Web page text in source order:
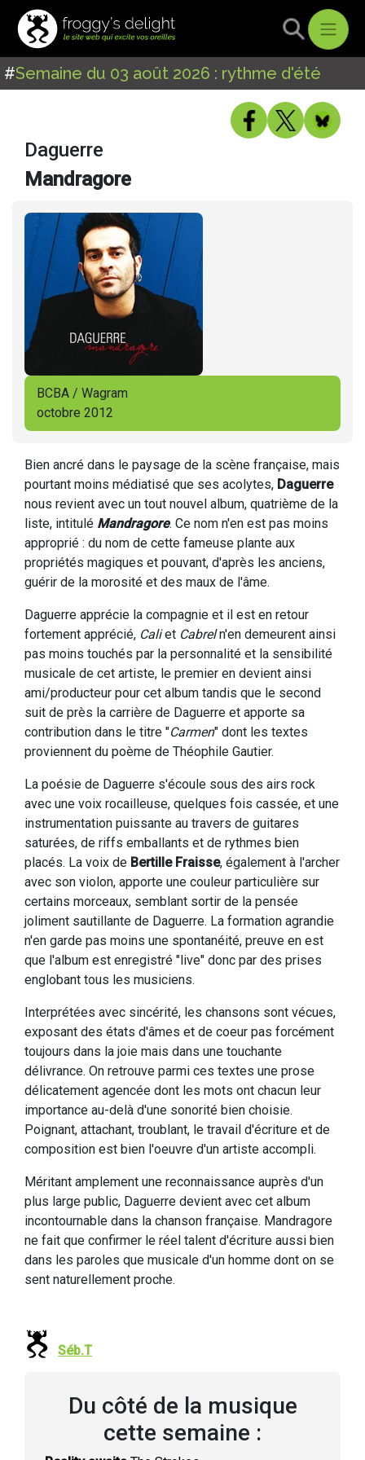
#Semaine du 03 août 2026 : rythme d'été
Daguerre
Mandragore
BCBA / Wagram
octobre 2012
Bien ancré dans le paysage de la scène française, mais
pourtant moins médiatisé que ses acolytes, Daguerre
nous revient avec un tout nouvel album, quatrième de la
liste, intitulé Mandragore. Ce nom n'en est pas moins
approprié : du nom de cette fameuse plante aux
propriétés magiques et pouvant, d'après les anciens,
guérir de la morosité et des maux de l'âme.
Daguerre apprécie la compagnie et il est en retour
fortement apprécié, Caliet Cabreln'en demeurent ainsi
pas moins touchés par la personnalité et la sensibilité
musicale de cet artiste, le premier en devient ainsi
ami/producteur pour cet album tandis que le second
suit de près la carrière de Daguerre et apporte sa
contribution dans le titre "Carmen" dont les textes
proviennent du poème de Théophile Gautier.
La poésie de Daguerre s'écoule sous des airs rock
avec une voix rocailleuse, quelques fois cassée, et une
instrumentation puissante au travers de guitares
saturées, de riffs emballants et de rythmes bien
placés. La voix de Bertille Fraisse, également à l'archer
avec son violon, apporte une couleur particulière sur
certains morceaux, semblant sortir de la pensée
joliment sautillante de Daguerre. La formation agrandie
n'en garde pas moins une spontanéité, preuve en est
que l'album est enregistré "live" donc par des prises
englobant tous les musiciens.
Interprétées avec sincérité, les chansons sont vécues,
exposant des états d'âmes et de coeur pas forcément
toujours dans la joie mais dans une touchante
délivrance. On retrouve parmi ces textes une prose
délicatement agencée dont les mots ont chacun leur
importance au-delà d'une sonorité bien choisie.
Poignant, attachant, troublant, le travail d'écriture et de
composition est bien l'oeuvre d'un artiste accompli.
Méritant amplement une reconnaissance auprès d'un
plus large public, Daguerre devient avec cet album
incontournable dans la chanson française. Mandragore
ne fait que confirmer le réel talent d'écriture aussi bien
dans les paroles que musicale d'un homme dont on se
sent naturellement proche.
Séb.T
Du côté de la musique
cette semaine :